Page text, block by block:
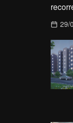
29/